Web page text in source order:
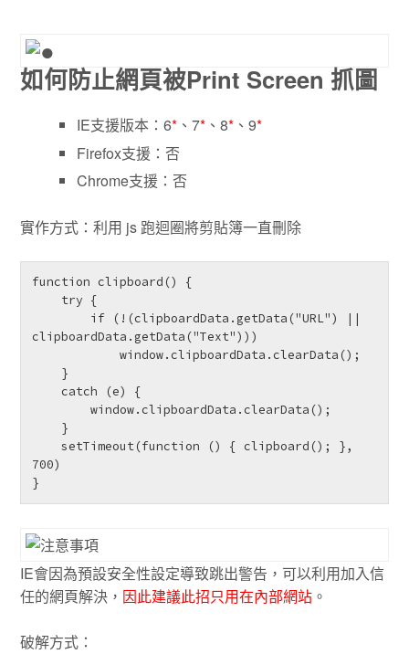
如何防止網頁被Print Screen 抓圖
IE支援版本：6* 、7* 、8* 、9*
Firefox支援：否
Chrome支援：否
實作方式：利用 js 跑迴圈將剪貼簿一直刪除
function clipboard() {
clipboardData.getData("Text")))
            window.clipboardData.clearData();
        window.clipboardData.clearData();
    setTimeout(function () { clipboard(); },
700)
}
IE會因為預設安全性設定導致跳出警告，可以利用加入信
任的網頁解決， 因此建議此招只用在內部網站 。
破解方式：